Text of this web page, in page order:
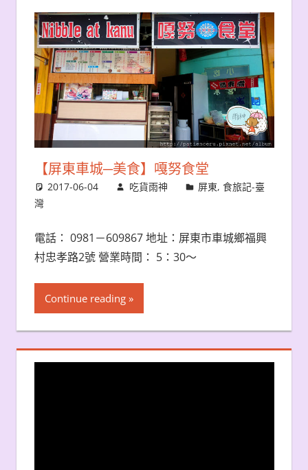
【屏東車城─美食】嘎努食堂
2017-06-04 吃貨雨神 屏東,食旅記-臺
灣
電話： 0981－609867 地址：屏東市車城鄉福興
村忠孝路2號 營業時間： 5：30～
Continue reading